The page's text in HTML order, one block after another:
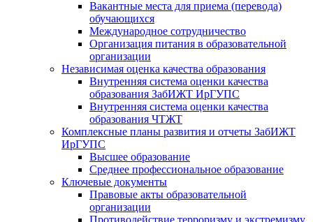
Вакантные места для приема (перевода)
обучающихся
Международное сотрудничество
Организация питания в образовательной
организации
Независимая оценка качества образования
Внутренняя система оценки качества
образования ЗабИЖТ ИрГУПС
Внутренняя система оценки качества
образования ЧТЖТ
Комплексные планы развития и отчеты ЗабИЖТ
ИрГУПС
Высшее образование
Среднее профессиональное образование
Ключевые документы
Правовые акты образовательной
организации
Противодействие терроризму и экстремизму